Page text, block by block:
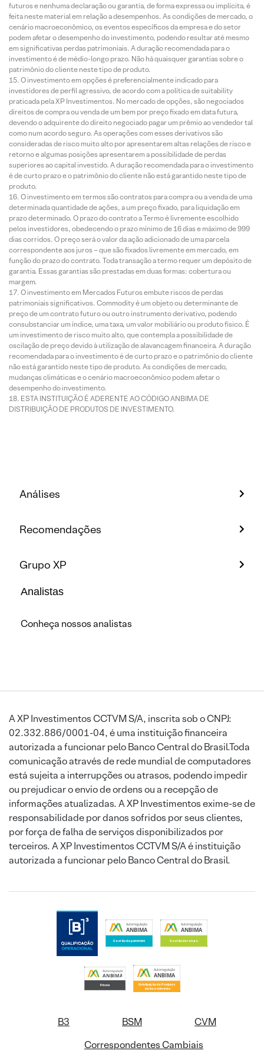
futuros e nenhuma declaração ou garantia, de forma expressa ou implícita, é
feita neste material em relação a desempenhos. As condições de mercado, o
cenário macroeconômico, os eventos específicos da empresa e do setor
podem afetar o desempenho do investimento, podendo resultar até mesmo
em significativas perdas patrimoniais. A duração recomendada para o
investimento é de médio-longo prazo. Não há quaisquer garantias sobre o
patrimônio do cliente neste tipo de produto.
O investimento em opções é preferencialmente indicado para
investidores de perfil agressivo, de acordo com a política de suitability
praticada pela XP Investimentos. No mercado de opções, são negociados
direitos de compra ou venda de um bem por preço fixado em data futura,
devendo o adquirente do direito negociado pagar um prêmio ao vendedor tal
como num acordo seguro. As operações com esses derivativos são
consideradas de risco muito alto por apresentarem altas relações de risco e
retorno e algumas posições apresentarem a possibilidade de perdas
superiores ao capital investido. A duração recomendada para o investimento
é de curto prazo e o patrimônio do cliente não está garantido neste tipo de
produto.
O investimento em termos são contratos para compra ou a venda de uma
determinada quantidade de ações, a um preço fixado, para liquidação em
prazo determinado. O prazo do contrato a Termo é livremente escolhido
pelos investidores, obedecendo o prazo mínimo de 16 dias e máximo de 999
dias corridos. O preço será o valor da ação adicionado de uma parcela
correspondente aos juros – que são fixados livremente em mercado, em
função do prazo do contrato. Toda transação a termo requer um depósito de
garantia. Essas garantias são prestadas em duas formas: cobertura ou
margem.
O investimento em Mercados Futuros embute riscos de perdas
patrimoniais significativos. Commodity é um objeto ou determinante de
preço de um contrato futuro ou outro instrumento derivativo, podendo
consubstanciar um índice, uma taxa, um valor mobiliário ou produto físico. É
um investimento de risco muito alto, que contempla a possibilidade de
oscilação de preço devido à utilização de alavancagem financeira. A duração
recomendada para o investimento é de curto prazo e o patrimônio do cliente
não está garantido neste tipo de produto. As condições de mercado,
mudanças climáticas e o cenário macroeconômico podem afetar o
desempenho do investimento.
ESTA INSTITUIÇÃO É ADERENTE AO CÓDIGO ANBIMA DE
DISTRIBUIÇÃO DE PRODUTOS DE INVESTIMENTO.
Análises
Recomendações
Grupo XP
Analistas
Conheça nossos analistas
A XP Investimentos CCTVM S/A, inscrita sob o CNPJ:
02.332.886/0001-04, é uma instituição financeira
autorizada a funcionar pelo Banco Central do Brasil.Toda
comunicação através de rede mundial de computadores
está sujeita a interrupções ou atrasos, podendo impedir
ou prejudicar o envio de ordens ou a recepção de
informações atualizadas. A XP Investimentos exime-se de
responsabilidade por danos sofridos por seus clientes,
por força de falha de serviços disponibilizados por
terceiros. A XP Investimentos CCTVM S/A é instituição
autorizada a funcionar pelo Banco Central do Brasil.
B3 BSM
CVM
Correspondentes Cambiais